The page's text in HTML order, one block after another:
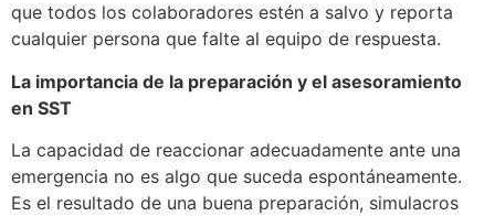
que todos los colaboradores estén a salvo y reporta
cualquier persona que falte al equipo de respuesta.
La importancia de la preparación y el asesoramiento
en SST
La capacidad de reaccionar adecuadamente ante una
emergencia no es algo que suceda espontáneamente.
Es el resultado de una buena preparación, simulacros